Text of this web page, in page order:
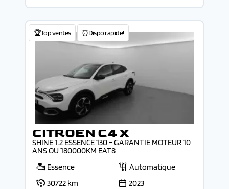
🏆Top ventes ⏰Dispo rapide!
CITROEN C4 X
SHINE 1.2 ESSENCE 130 - GARANTIE MOTEUR 10
ANS OU 180000KM EAT8
Essence
Automatique
30722 km
2023